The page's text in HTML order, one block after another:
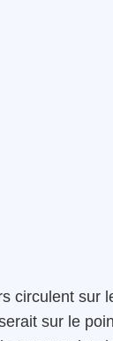
circulent sur
sur le